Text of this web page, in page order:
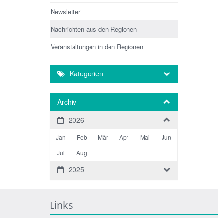
Newsletter
Nachrichten aus den Regionen
Veranstaltungen in den Regionen
Kategorien
Archiv
2026
Jan Feb Mär Apr Mai
Jun
Jul
Aug
2025
Links